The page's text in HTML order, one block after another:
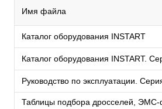
Имя файла
Каталог оборудования INSTART
Каталог оборудования INSTART.
Руководство по эксплуатации.
Таблицы подбора дросселей, ЭМС-